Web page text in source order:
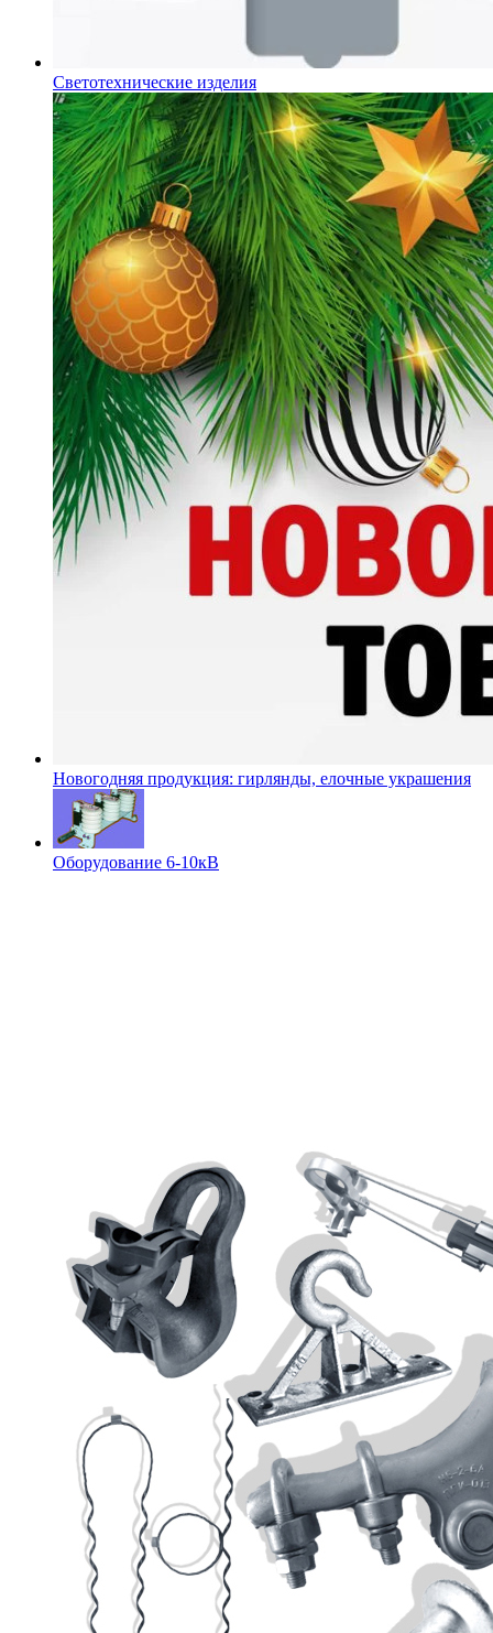
Светотехнические изделия
Новогодняя продукция: гирлянды, елочные украшения
Оборудование 6-10кВ